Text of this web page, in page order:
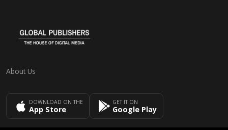
About Us
DOWNLOAD ON THE
App Store
GET IT ON
Google Play